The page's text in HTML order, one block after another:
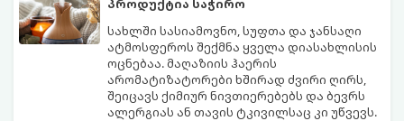
პროდუქტია საჭირო
სახლში სასიამოვნო, სუფთა და ჯანსაღი
ატმოსფეროს შექმნა ყველა დიასახლისის
ოცნებაა. მაღაზიის ჰაერის
არომატიზატორები ხშირად ძვირი ღირს,
შეიცავს ქიმიურ ნივთიერებებს და ბევრს
ალერგიას ან თავის ტკივილსაც კი უწვევს.